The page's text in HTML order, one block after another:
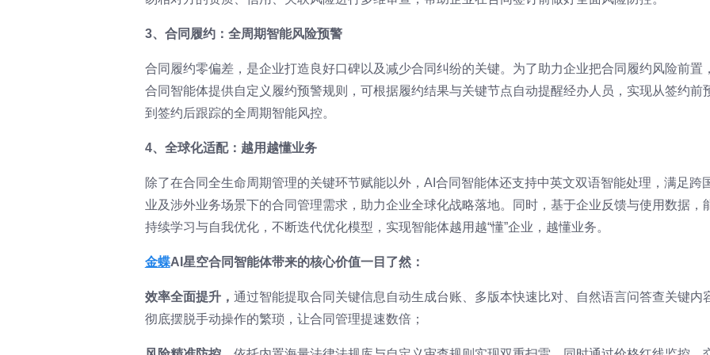
3、合同履约：全周期智能风险预警
合同履约零偏差，是企业打造良好口碑以及减少合同纠纷的关键。为了助力企业把合同履约风险前置
合同智能体提供自定义履约预警规则，可根据履约结果与关键节点自动提醒经办人员，实现从签约前
到签约后跟踪的全周期智能风控。
4、全球化适配：越用越懂业务
除了在合同全生命周期管理的关键环节赋能以外，AI合同智能体还支持中英文双语智能处理，满足跨
业及涉外业务场景下的合同管理需求，助力企业全球化战略落地。同时，基于企业反馈与使用数据，
持续学习与自我优化，不断迭代优化模型，实现智能体越用越“懂”企业，越懂业务。
金蝶AI星空合同智能体带来的核心价值一目了然：
效率全面提升， 通过智能提取合同关键信息自动生成台账、多版本快速比对、自然语言问答查关键内
彻底摆脱手动操作的繁琐，让合同管理提速数倍；